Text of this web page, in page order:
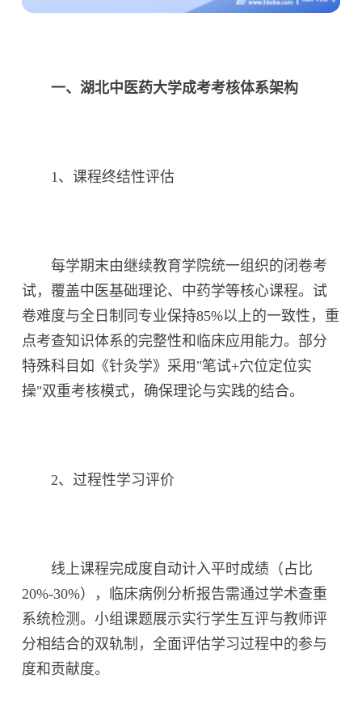
一、湖北中医药大学成考考核体系架构
1、课程终结性评估
每学期末由继续教育学院统一组织的闭卷考
试，覆盖中医基础理论、中药学等核心课程。试
卷难度与全日制同专业保持85%以上的一致性，重
点考查知识体系的完整性和临床应用能力。部分
特殊科目如《针灸学》采用"笔试+穴位定位实
操"双重考核模式，确保理论与实践的结合。
2、过程性学习评价
线上课程完成度自动计入平时成绩（占比
20%-30%），临床病例分析报告需通过学术查重
系统检测。小组课题展示实行学生互评与教师评
分相结合的双轨制，全面评估学习过程中的参与
度和贡献度。